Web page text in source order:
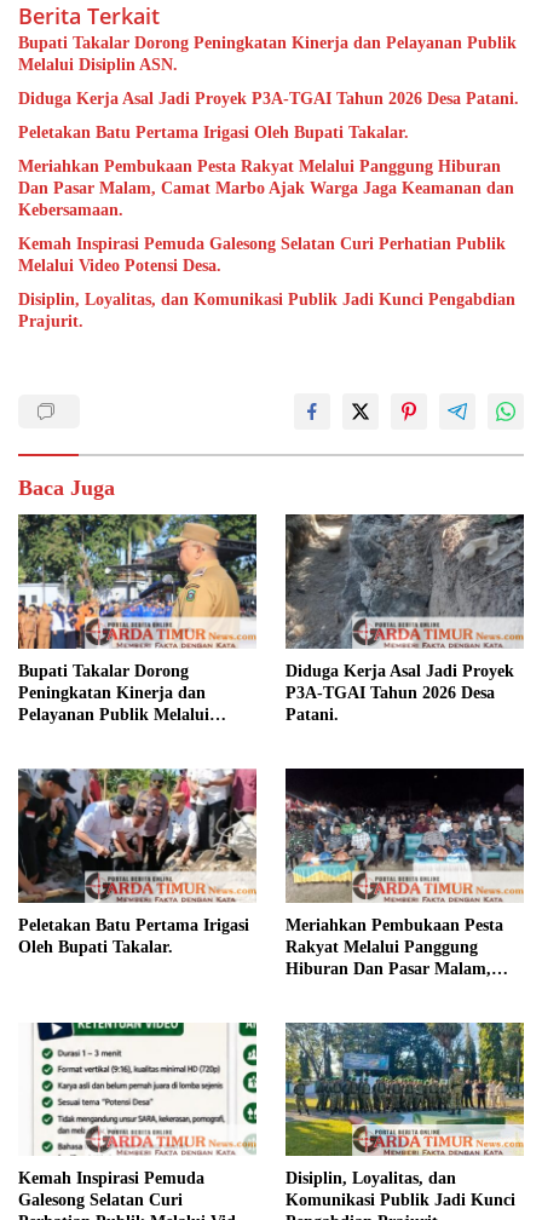
Berita Terkait
Bupati Takalar Dorong Peningkatan Kinerja dan Pelayanan Publik
Melalui Disiplin ASN.
Diduga Kerja Asal Jadi Proyek P3A-TGAI Tahun 2026 Desa Patani.
Peletakan Batu Pertama Irigasi Oleh Bupati Takalar.
Meriahkan Pembukaan Pesta Rakyat Melalui Panggung Hiburan
Dan Pasar Malam, Camat Marbo Ajak Warga Jaga Keamanan dan
Kebersamaan.
Kemah Inspirasi Pemuda Galesong Selatan Curi Perhatian Publik
Melalui Video Potensi Desa.
Disiplin, Loyalitas, dan Komunikasi Publik Jadi Kunci Pengabdian
Prajurit.
Baca Juga
Bupati Takalar Dorong
Peningkatan Kinerja dan
Pelayanan Publik Melalui
Diduga Kerja Asal Jadi Proyek
P3A-TGAI Tahun 2026 Desa
Patani.
Peletakan Batu Pertama Irigasi
Oleh Bupati Takalar.
Meriahkan Pembukaan Pesta
Rakyat Melalui Panggung
Hiburan Dan Pasar Malam,
Kemah Inspirasi Pemuda
Galesong Selatan Curi
Disiplin, Loyalitas, dan
Komunikasi Publik Jadi Kunci